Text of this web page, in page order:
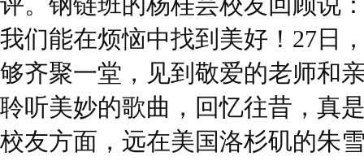
我们能在烦恼中找到美好！27日
够齐聚一堂，见到敬爱的老师和
聆听美妙的歌曲，回忆往昔，真
校友方面，远在美国洛杉矶的朱